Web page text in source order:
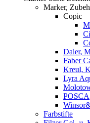
Marker,
Copic
Daler,
Faber
Kreul,
Lyra
POSCA
Farbstifte